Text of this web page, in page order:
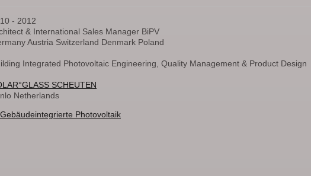
- 2012
& International Sales Manager BiPV
Austria Switzerland Denmark Poland
Integrated Photovoltaic Engineering, Quality Management & Product Design
SCHEUTEN
Netherlands